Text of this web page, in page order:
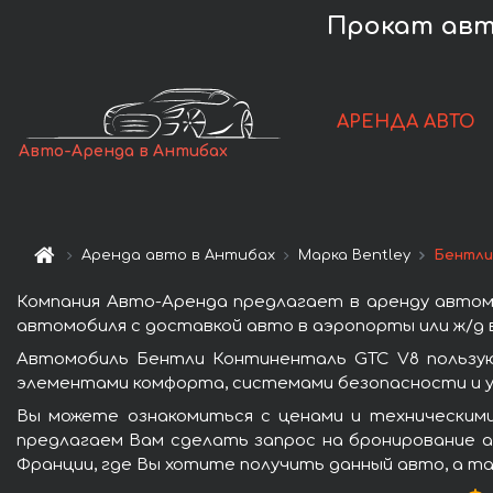
Прокат
Авто-Аренда в Антибах
АРЕНДА АВТО
Аренда авто в Антибах Марка Bentley
Компания Авто-Аренда предлагает в аренду
автомобиля с доставкой авто в аэропорты или ж/д
Автомобиль Бентли Континенталь GTC V8
элементами комфорта, системами безопасности и
Вы можете ознакомиться с ценами и
предлагаем Вам сделать запрос на бронирование
Франции, где Вы хотите получить данный авто, а